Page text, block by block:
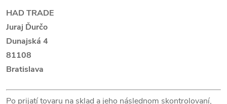
HAD TRADE
Juraj Ďurčo
Dunajská 4
81108
Bratislava
Po prijatí tovaru na sklad a jeho následnom skontrolovaní,